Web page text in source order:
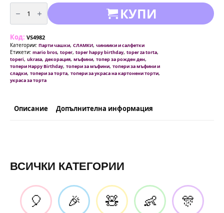
количество
за
Топери
Супер
(Super
Mario)
|
6
броя
в
комплект
КУПИ
Код: VS4982
Категории: Парти чашки, СЛАМКИ, чиниики и салфетки
Етикети: mario bros, toper, toper happy birthday, toper za torta,
toperi, ukrasa, декорация, мъфини, топер за рожден ден,
топери Happy Birthday, топери за мъфини, топери за мъфини и
сладки, топери за торта, топери за украса на картонени торти,
украса за торта
Описание Допълнителна информация
ВСИЧКИ КАТЕГОРИИ
🎈 🎉 🧸 👶 🎊